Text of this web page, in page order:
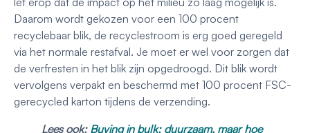
Daarom wordt gekozen voor een 100 procent
recyclebaar blik, de recyclestroom is erg goed geregeld
via het normale restafval. Je moet er wel voor zorgen dat
de verfresten in het blik zijn opgedroogd. Dit blik wordt
vervolgens verpakt en beschermd met 100 procent FSC-
gerecycled karton tijdens de verzending.
Lees ook: Buying in bulk: duurzaam, maar hoe